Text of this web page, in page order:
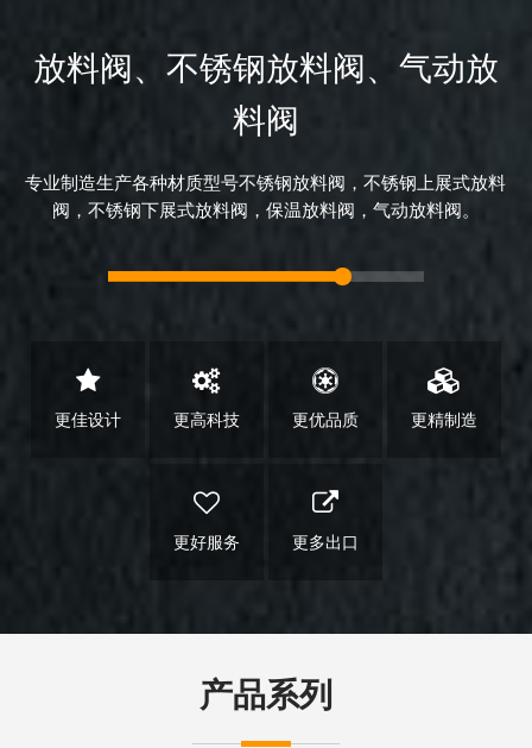
放料阀、不锈钢放料阀、气动放
料阀
专业制造生产各种材质型号不锈钢放料阀，不锈钢上展式放料
阀，不锈钢下展式放料阀，保温放料阀，气动放料阀。
更佳设计 更高科技 更优品质 更精制造
更好服务 更多出口
产品系列